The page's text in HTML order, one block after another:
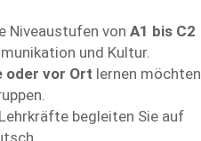
Niveaustufen von A1 bis C2
und Kultur.
oder vor Ort lernen möchten
begleiten Sie auf